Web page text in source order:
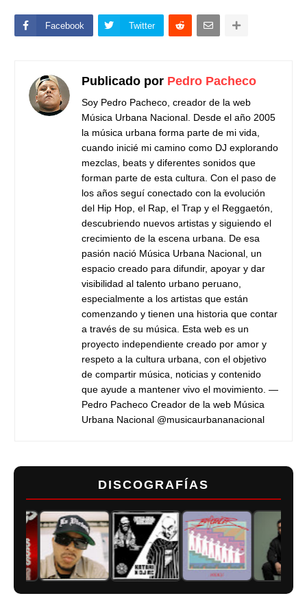
Facebook Twitter
Publicado por Pedro Pacheco
Soy Pedro Pacheco, creador de la web
Música Urbana Nacional. Desde el año 2005
la música urbana forma parte de mi vida,
cuando inicié mi camino como DJ explorando
mezclas, beats y diferentes sonidos que
forman parte de esta cultura. Con el paso de
los años seguí conectado con la evolución
del Hip Hop, el Rap, el Trap y el Reggaetón,
descubriendo nuevos artistas y siguiendo el
crecimiento de la escena urbana. De esa
pasión nació Música Urbana Nacional, un
espacio creado para difundir, apoyar y dar
visibilidad al talento urbano peruano,
especialmente a los artistas que están
comenzando y tienen una historia que contar
a través de su música. Esta web es un
proyecto independiente creado por amor y
respeto a la cultura urbana, con el objetivo
de compartir música, noticias y contenido
que ayude a mantener vivo el movimiento. —
Pedro Pacheco Creador de la web Música
Urbana Nacional @musicaurbananacional
DISCOGRAFÍAS